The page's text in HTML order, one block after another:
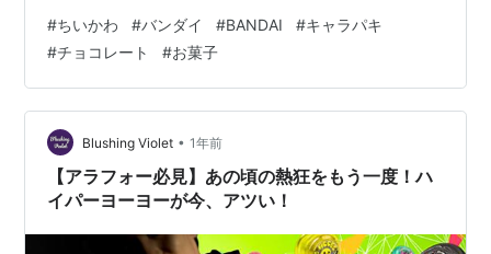
Twitter）トリニタらいふ：Instagram じゃらんnet アソ
ビュー！ Yahoo!トラベル オズモール_OZmall Qoo10 エ
アトリ_airtrip トリップドットコム_Trip.com アニメイト
#ちいかわ #バンダイ #BANDAI #キャラパキ
#チョコレート #お菓子
Blushing Violet • 1年前
【アラフォー必見】あの頃の熱狂をもう一度！ハ
イパーヨーヨーが今、アツい！